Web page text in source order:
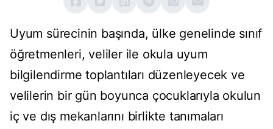
Uyum sürecinin başında, ülke genelinde sınıf
öğretmenleri, veliler ile okula uyum
bilgilendirme toplantıları düzenleyecek ve
velilerin bir gün boyunca çocuklarıyla okulun
iç ve dış mekanlarını birlikte tanımaları